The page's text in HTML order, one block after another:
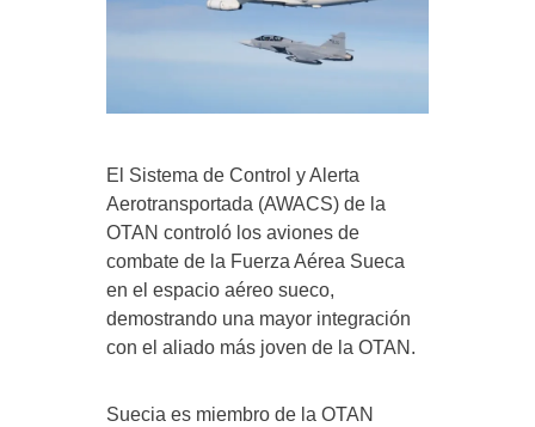
El Sistema de Control y Alerta
Aerotransportada (AWACS) de la
OTAN controló los aviones de
combate de la Fuerza Aérea Sueca
en el espacio aéreo sueco,
demostrando una mayor integración
con el aliado más joven de la OTAN.
Suecia es miembro de la OTAN